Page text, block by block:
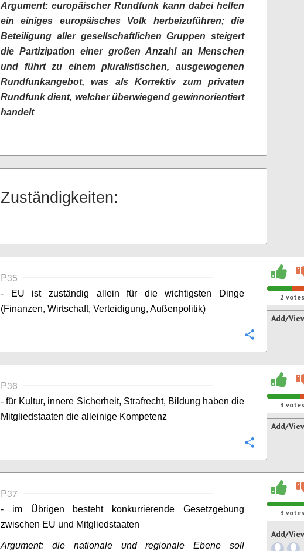
Argument: europäischer Rundfunk kann dabei helfen
ein einiges europäisches Volk herbeizuführen; die
Beteiligung aller gesellschaftlichen Gruppen steigert
die Partizipation einer großen Anzahl an Menschen
und führt zu einem pluralistischen, ausgewogenen
Rundfunkangebot, was als Korrektiv zum privaten
Rundfunk dient, welcher überwiegend gewinnorientiert
handelt
Zuständigkeiten:
P35
- EU ist zuständig allein für die wichtigsten Dinge
(Finanzen, Wirtschaft, Verteidigung, Außenpolitik)
2 votes
Add/
P36
- für Kultur, innere Sicherheit, Strafrecht, Bildung haben die
Mitgliedstaaten die alleinige Kompetenz
3 votes
Add/
P37
- im Übrigen besteht konkurrierende Gesetzgebung
zwischen EU und Mitgliedstaaten
Argument: die nationale und regionale Ebene soll
3 votes
Add/